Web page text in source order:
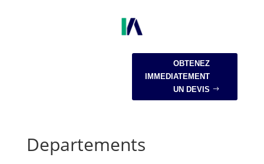
OBTENEZ
IMMEDIATEMENT
UN DEVIS
Departements